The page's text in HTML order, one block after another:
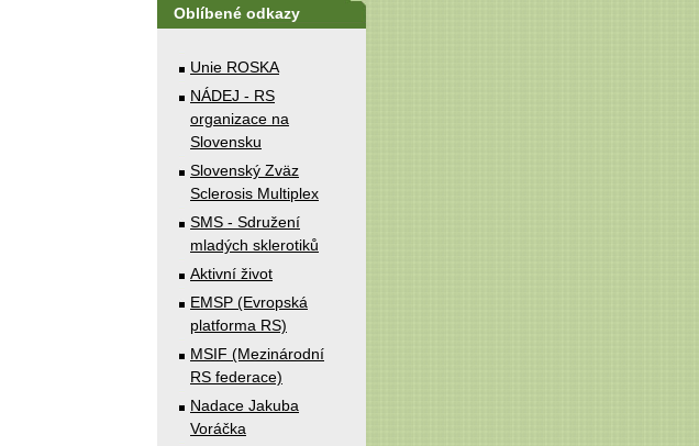
Oblíbené odkazy
Unie ROSKA
NÁDEJ - RS
organizace na
Slovensku
Slovenský Zväz
Sclerosis Multiplex
SMS - Sdružení
mladých sklerotiků
Aktivní život
EMSP (Evropská
platforma RS)
MSIF (Mezinárodní
RS federace)
Nadace Jakuba
Voráčka